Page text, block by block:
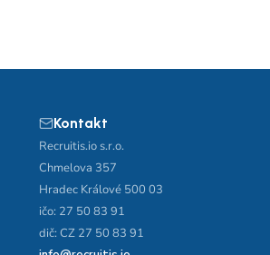
Kontakt
Recruitis.io s.r.o.
Chmelova 357
Hradec Králové 500 03
ičo: 27 50 83 91
dič: CZ 27 50 83 91